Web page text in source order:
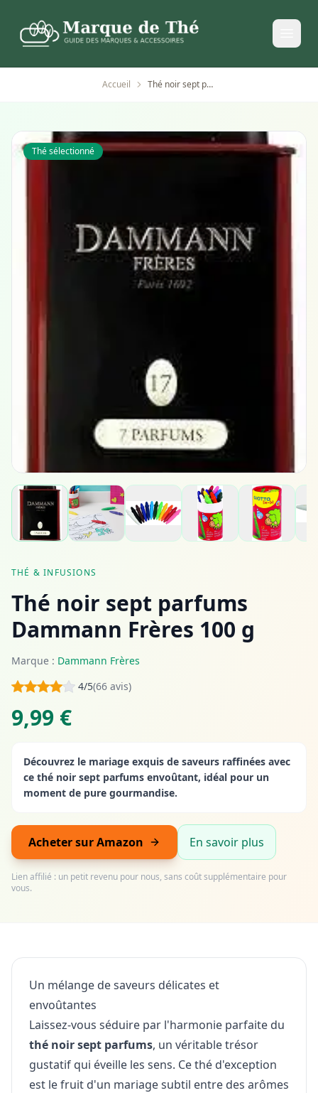
Accueil Thé noir sept parfums Dammann Frères 100 g
Thé sélectionné
THÉ & INFUSIONS
Thé noir sept parfums
Dammann Frères 100 g
Marque : Dammann Frères
4/5(66 avis)
9,99 €
Découvrez le mariage exquis de saveurs raffinées avec
ce thé noir sept parfums envoûtant, idéal pour un
moment de pure gourmandise.
Acheter sur Amazon En savoir plus
Lien affilié : un petit revenu pour nous, sans coût supplémentaire pour
vous.
Un mélange de saveurs délicates et
envoûtantes
Laissez-vous séduire par l'harmonie parfaite du
thé noir sept parfums, un véritable trésor
gustatif qui éveille les sens. Ce thé d'exception
est le fruit d'un mariage subtil entre des arômes